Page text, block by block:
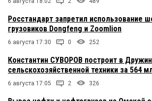
Росстандарт запретил использование
грузовиков Dongfeng и Zoomlion
6 августа 17:30 0 252
Константин СУВОРОВ построит в
сельскохозяйственной техники за 564
6 августа 17:05 2 326